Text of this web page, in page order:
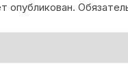
опубликован.